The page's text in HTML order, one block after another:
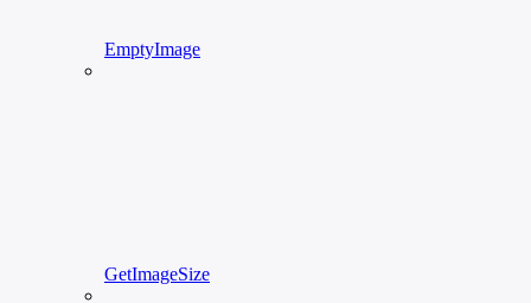
EmptyImage
GetImageSize